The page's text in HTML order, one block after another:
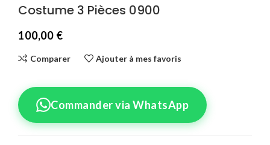
Costume 3 Pièces 0900
100,00 €
Comparer Ajouter à mes favoris
Commander via WhatsApp